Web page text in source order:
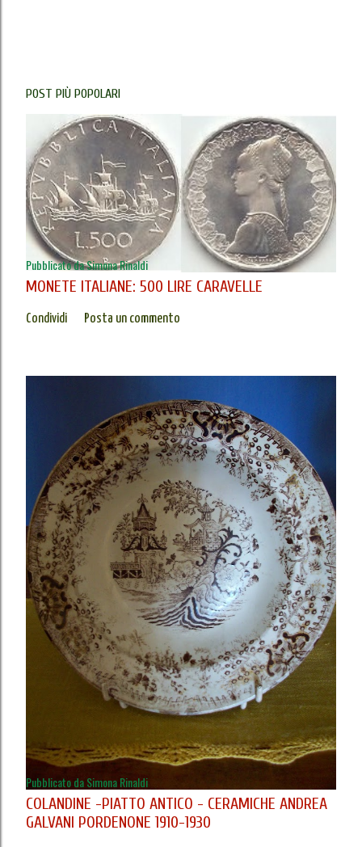
POST PIÙ POPOLARI
Pubblicato daSimona Rinaldi
MONETE ITALIANE: 500 LIRE CARAVELLE
Condividi Posta un commento
Pubblicato daSimona Rinaldi
COLANDINE -PIATTO ANTICO - CERAMICHE ANDREA
GALVANI PORDENONE 1910-1930